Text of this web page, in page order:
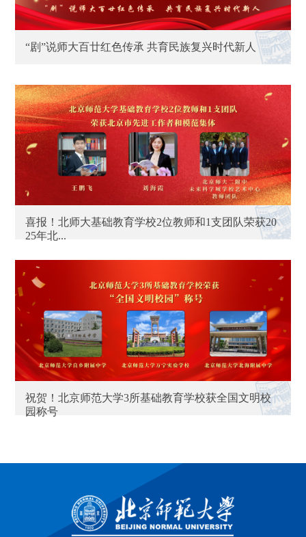
“剧”说师大百廿红色传承 共育民族复兴时代新人
喜报！北师大基础教育学校2位教师和1支团队荣获20
25年北...
祝贺！北京师范大学3所基础教育学校获全国文明校
园称号